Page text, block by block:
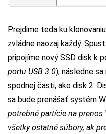
Prejdime teda ku
zvládne naozaj každý.
pripojíme nový SSD disk k
portu USB 3.0), následne
spodnej časti, ako disk 2.
sa bude prenášať systém
potrebné partície na prenos
všetky ostatné súbory, ak